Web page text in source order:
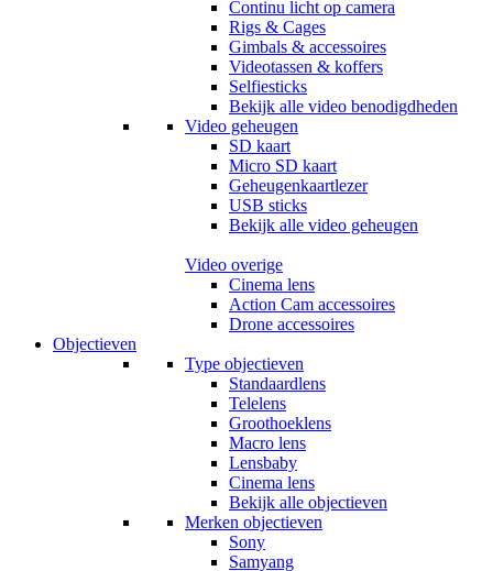
Continu licht op camera
Rigs & Cages
Gimbals & accessoires
Videotassen & koffers
Selfiesticks
Bekijk alle video benodigdheden
Video geheugen
SD kaart
Micro SD kaart
Geheugenkaartlezer
USB sticks
Bekijk alle video geheugen
Video overige
Cinema lens
Action Cam accessoires
Drone accessoires
Objectieven
Type objectieven
Standaardlens
Telelens
Groothoeklens
Macro lens
Lensbaby
Cinema lens
Bekijk alle objectieven
Merken objectieven
Sony
Samyang